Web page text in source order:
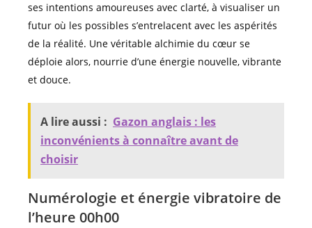
ses intentions amoureuses avec clarté, à visualiser un
futur où les possibles s’entrelacent avec les aspérités
de la réalité. Une véritable alchimie du cœur se
déploie alors, nourrie d’une énergie nouvelle, vibrante
et douce.
A lire aussi : Gazon anglais : les
inconvénients à connaître avant de
choisir
Numérologie et énergie vibratoire de
l’heure 00h00